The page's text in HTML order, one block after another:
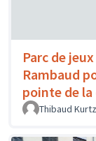
Parc de
Rambaud
pointe de
Thibaud Kurtz